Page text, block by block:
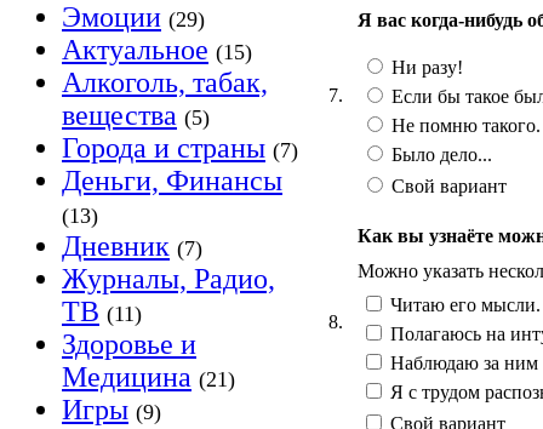
Эмоции (29)
Актуальное (15)
Алкоголь, табак,
вещества (5)
Города и страны (7)
Деньги, Финансы
(13)
Дневник (7)
Журналы, Радио,
ТВ (11)
Здоровье и
Медицина (21)
Игры (9)
7.
Я вас когда-нибудь
Ни разу!
Если бы такое
Не помню такого.
Было дело...
Свой вариант
8.
Как вы узнаёте
Можно указать
Читаю его мысли.
Полагаюсь на
Наблюдаю за ним
Я с трудом
Свой вариант